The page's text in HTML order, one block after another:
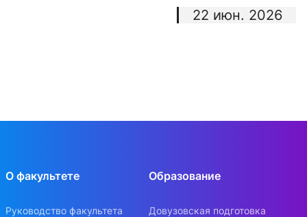
22 июн. 2026
О факультете
Руководство факультета
Образование
Довузовская подготовка